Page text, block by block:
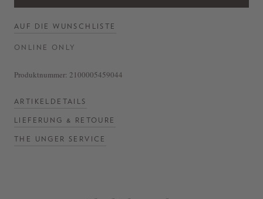
AUF DIE WUNSCHLISTE
ONLINE ONLY
Produktnummer: 2100005459044
ARTIKELDETAILS
LIEFERUNG & RETOURE
THE UNGER SERVICE